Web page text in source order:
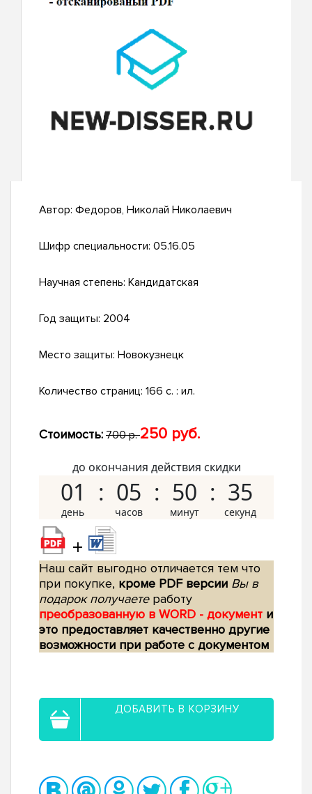
Автор: Федоров, Николай Николаевич
Шифр специальности: 05.16.05
Научная степень: Кандидатская
Год защиты: 2004
Место защиты: Новокузнецк
Количество страниц: 166 с. : ил.
Стоимость: 700 р.250 руб.
до окончания действия скидки
01 05 50 34
+
Наш сайт выгодно отличается тем что
при покупке, кроме PDF версии Вы в
подарок получаетеработу
преобразованную в WORD - документ и
это предоставляет качественно другие
возможности при работе с документом
ДОБАВИТЬ В КОРЗИНУ